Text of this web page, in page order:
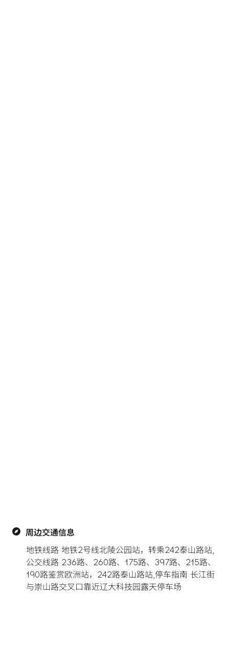
周边交通信息
地铁线路 地铁2号线北陵公园站，转乘242泰山路站,
公交线路 236路、260路、175路、397路、215路、
190路鉴赏欧洲站，242路泰山路站,停车指南 长江街
与崇山路交叉口靠近辽大科技园露天停车场